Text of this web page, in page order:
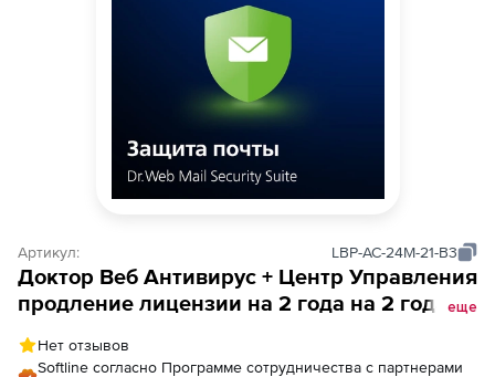
Артикул: LBP-AC-24M-21-B3
Доктор Веб Антивирус + Центр Управления
продление лицензии на 2 года на 2 года
еще
Нет отзывов
Softline согласно Программе сотрудничества с партнерами